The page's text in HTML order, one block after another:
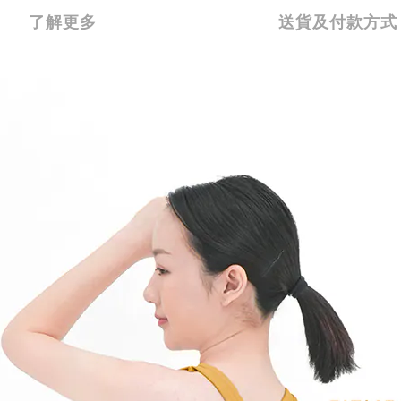
了解更多 送貨及付款方式